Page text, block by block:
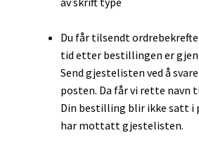
Du får tilsendt
tid etter bestillingen er
Send gjestelisten ved å
posten. Da får vi rette navn
Din bestilling blir ikke satt i
har mottatt gjestelisten.